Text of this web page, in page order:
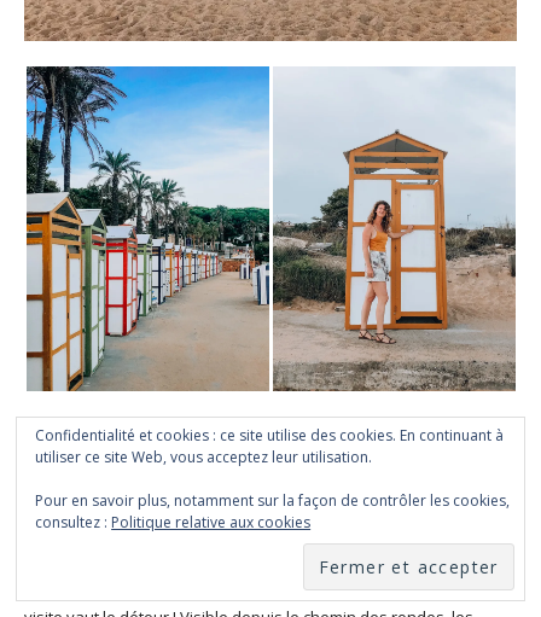
S’Agaro
fées, S’Agaro est tout adapté ! Son histoire a commencé avec
la découverte des des bienfaits de l’air marin. Très rapidement, le
village côtier de S’Agaró est sorti du lot pour devenir la
des riches familles. Aujourd’hui encore, la
Confidentialité et cookies : ce site utilise des cookies. En continuant à
utiliser ce site Web, vous acceptez leur utilisation.
Pour en savoir plus, notamment sur la façon de contrôler les cookies,
consultez : Politique relative aux cookies